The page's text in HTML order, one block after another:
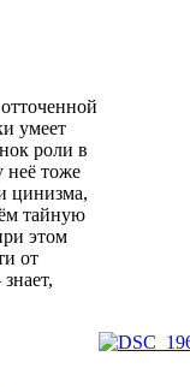
умеет
роли в
неё тоже
цинизма,
тайную
этом
от